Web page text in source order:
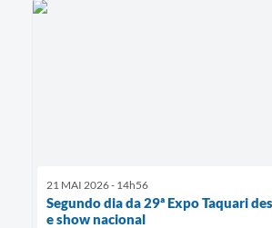
21 MAI 2026 - 14h56
Segundo dia da 29ª Expo Taquari
e show nacional